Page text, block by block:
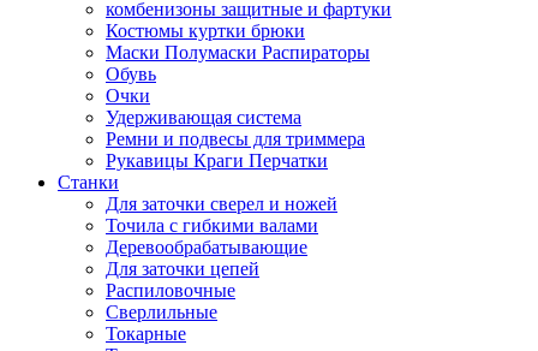
комбенизоны защитные и фартуки
Костюмы куртки брюки
Маски Полумаски Распираторы
Обувь
Очки
Удерживающая система
Ремни и подвесы для триммера
Рукавицы Краги Перчатки
Станки
Для заточки сверел и ножей
Точила с гибкими валами
Деревообрабатывающие
Для заточки цепей
Распиловочные
Сверлильные
Токарные